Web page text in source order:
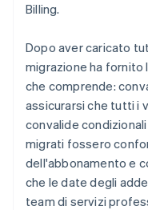
Billing.
Dopo aver caricato
migrazione ha fornito
che comprende:
assicurarsi che tutti i
convalide
migrati fossero
dell'abbonamento e
che le date degli
team di servizi